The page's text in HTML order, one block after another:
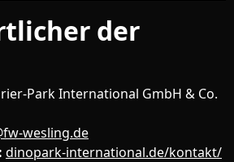
der
Park International GmbH & Co.
wesling.de
dinopark-international.de/kontakt/